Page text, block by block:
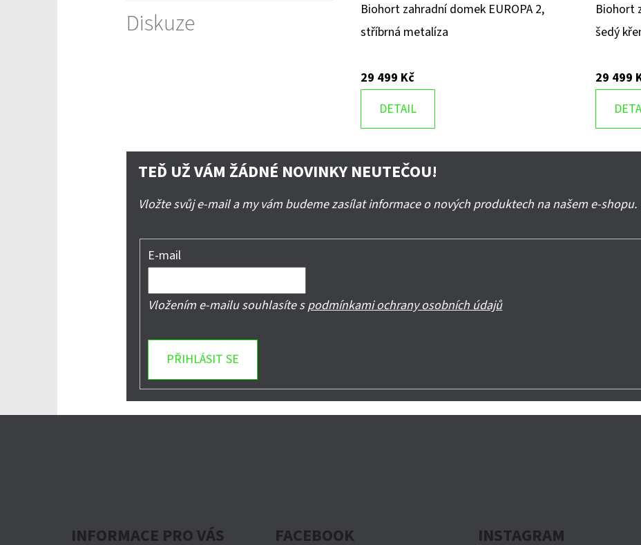
Diskuze
Biohort zahradní domek EUROPA 2,
stříbrná metalíza
29 499 Kč
DETAIL
Biohort
šedý
29 499
TEĎ UŽ VÁM ŽÁDNÉ NOVINKY NEUTEČOU!
Vložte svůj e-mail a my vám budeme zasílat informace o nových produktech na našem e-shopu.
E-mail
Vložením e-mailu souhlasíte spodmínkami ochrany osobních údajů
PŘIHLÁSIT SE
INFORMACE PRO VÁS FACEBOOK INSTAGRAM